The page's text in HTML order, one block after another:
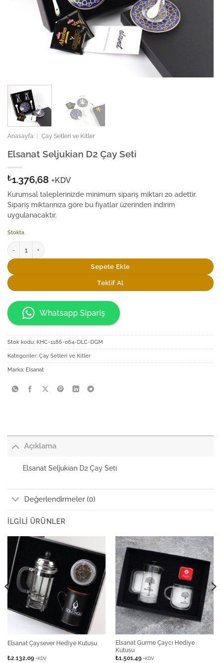
Anasayfa Çay Setleri ve Kitler
Elsanat Seljukian D2 Çay Seti
₺1.376,68 +KDV
Kurumsal taleplerinizde minimum sipariş miktarı 20 adettir.
Sipariş miktarınıza göre bu fiyatlar üzerinden indirim
uygulanacaktır.
Stokta
Elsanat Seljukian D2 Çay Seti adet
Sepete Ekle
Teklif Al
Whatsapp Sipariş
Stok kodu: KHC-1186-064-DLC-DGM
Kategoriler: Çay Setleri ve Kitler
Marka: Elsanat
Açıklama
Elsanat Seljukian D2 Çay Seti
Değerlendirmeler (0)
İLGILI ÜRÜNLER
Elsanat Çaysever Hediye Kutusu
₺2.132,09 +KDV
Elsanat Gurme Çaycı Hediye
Kutusu
₺1.501,49 +KDV